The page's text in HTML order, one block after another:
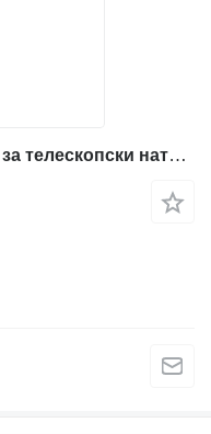
Конусен запчест пар 161-6481 за телескопски натоварувач Caterpillar TH62, TH63, TH82, TH83